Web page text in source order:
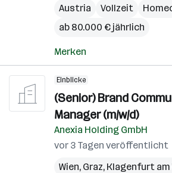
Austria
Vollzeit
ab 80.000 € jährlich
Merken
Einblicke
(Senior) Brand
Manager (m/w/d)
Anexia Holding GmbH
vor 3 Tagen veröffentlicht
Wien, Graz, Klagenfurt